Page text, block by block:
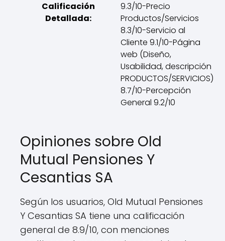
Calificación
Detallada:
9.3/10-Precio
Productos/Servicios
8.3/10-Servicio al
Cliente 9.1/10-Página
web (Diseño,
Usabilidad, descripción
PRODUCTOS/SERVICIOS)
8.7/10-Percepción
General 9.2/10
Opiniones sobre Old
Mutual Pensiones Y
Cesantias SA
Según los usuarios, Old Mutual Pensiones
Y Cesantias SA tiene una calificación
general de 8.9/10, con menciones